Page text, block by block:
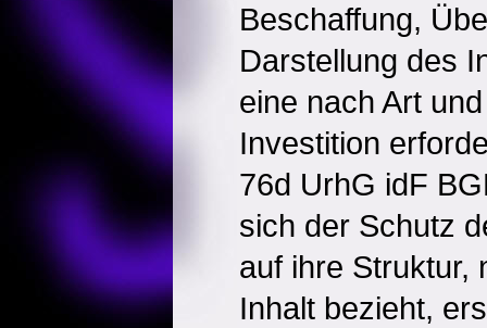
Beschaffung,
Darstellung des
eine nach Art
Investition
76d UrhG idF
sich der Schutz
auf ihre Struktur,
Inhalt bezieht,